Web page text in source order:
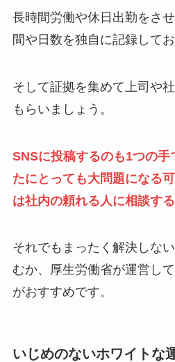
長時間労働や休日出勤をさ
間や日数を独自に記録してお
そして証拠を集めて上司や
もらいましょう。
SNSに投稿するのも1つの
たにとっても大問題になる
は社内の頼れる人に相談する
それでもまったく解決しな
むか、厚生労働省が運営し
がおすすめです。
いじめのないホワイトな